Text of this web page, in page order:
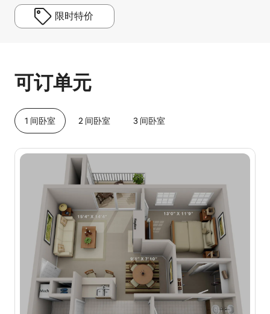
限时特价
可订单元
1 间卧室 2 间卧室 3 间卧室